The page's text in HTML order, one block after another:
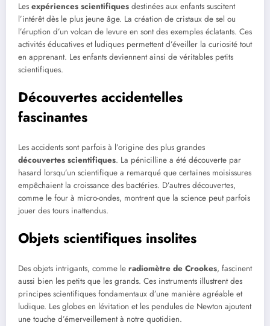
Les expériences scientifiques destinées aux enfants suscitent
l’intérêt dès le plus jeune âge. La création de cristaux de sel ou
l’éruption d’un volcan de levure en sont des exemples éclatants. Ces
activités éducatives et ludiques permettent d’éveiller la curiosité tout
en apprenant. Les enfants deviennent ainsi de véritables petits
scientifiques.
Découvertes accidentelles
fascinantes
Les accidents sont parfois à l’origine des plus grandes
découvertes scientifiques. La pénicilline a été découverte par
hasard lorsqu’un scientifique a remarqué que certaines moisissures
empêchaient la croissance des bactéries. D’autres découvertes,
comme le four à micro-ondes, montrent que la science peut parfois
jouer des tours inattendus.
Objets scientifiques insolites
Des objets intrigants, comme le radiomètre de Crookes, fascinent
aussi bien les petits que les grands. Ces instruments illustrent des
principes scientifiques fondamentaux d’une manière agréable et
ludique. Les globes en lévitation et les pendules de Newton ajoutent
une touche d’émerveillement à notre quotidien.